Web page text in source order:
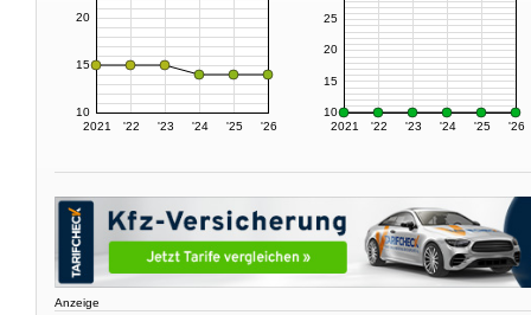
2021 '22 '23 '24 '25 '26
10
15
20
2021 '22 '23 '24 '25 '26
10
15
20
25
Anzeige